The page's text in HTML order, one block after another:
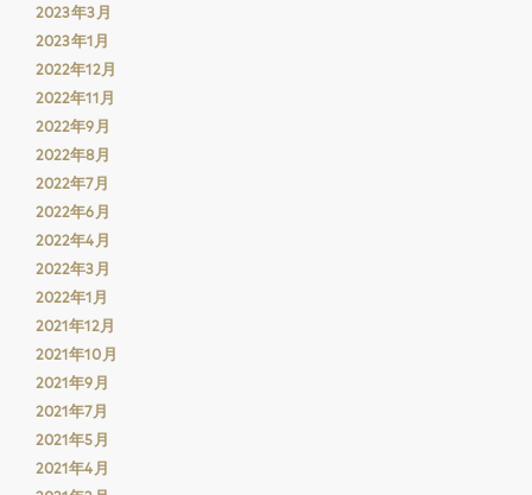
2023年3月
2023年1月
2022年12月
2022年11月
2022年9月
2022年8月
2022年7月
2022年6月
2022年4月
2022年3月
2022年1月
2021年12月
2021年10月
2021年9月
2021年7月
2021年5月
2021年4月